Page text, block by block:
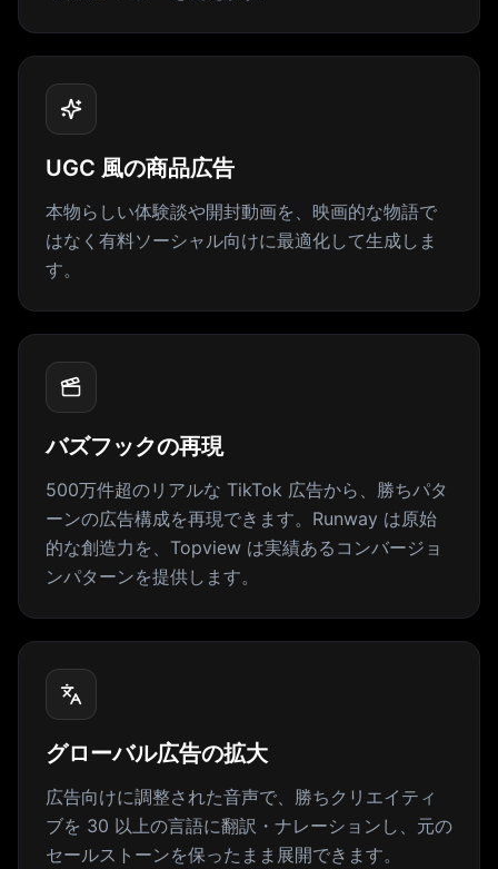
UGC 風の商品広告
本物らしい体験談や開封動画を、映画的な物語で
はなく有料ソーシャル向けに最適化して生成しま
す。
バズフックの再現
500万件超のリアルな TikTok 広告から、勝ちパタ
ーンの広告構成を再現できます。Runway は原始
的な創造力を、Topview は実績あるコンバージョ
ンパターンを提供します。
グローバル広告の拡大
広告向けに調整された音声で、勝ちクリエイティ
ブを 30 以上の言語に翻訳・ナレーションし、元の
セールストーンを保ったまま展開できます。